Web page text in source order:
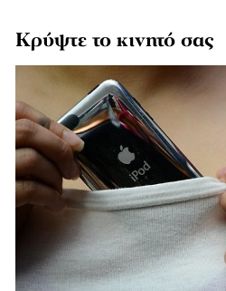
Κρύψτε το κινητό σας